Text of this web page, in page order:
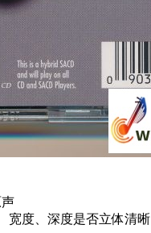
度、深度是否立体清晰